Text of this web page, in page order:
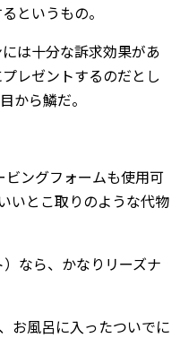
というもの。
は十分な訴求効果があ
レゼントするのだとし
から鱗だ。
ビングフォームも使用可
いとこ取りのような代物
なら、かなりリーズナ
お風呂に入ったついでに